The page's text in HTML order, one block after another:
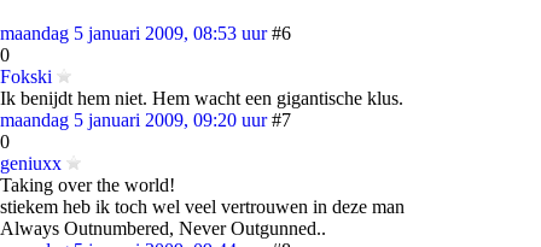
maandag 5 januari 2009, 08:53 uur #6
0
Fokski
Ik benijdt hem niet. Hem wacht een gigantische klus.
maandag 5 januari 2009, 09:20 uur #7
0
geniuxx
Taking over the world!
stiekem heb ik toch wel veel vertrouwen in deze man
Always Outnumbered, Never Outgunned..